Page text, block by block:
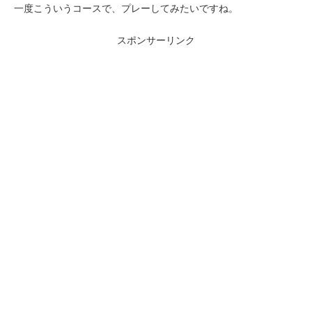
一度こういうコースで、プレーしてみたいですね。
スポンサーリンク